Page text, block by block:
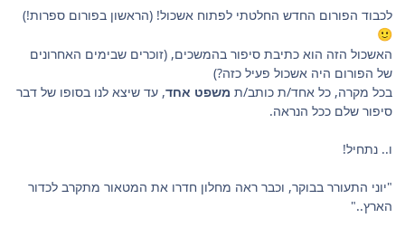
לכבוד הפורום החדש החלטתי לפתוח אשכול! (הראשון בפורום ספרות!)
🙂
האשכול הזה הוא כתיבת סיפור בהמשכים, (זוכרים שבימים האחרונים
של הפורום היה אשכול פעיל כזה?)
בכל מקרה, כל אחד/ת כותב/ת משפט אחד, עד שיצא לנו בסופו של דבר
סיפור שלם ככל הנראה.
ו.. נתחיל!
"יוני התעורר בבוקר, וכבר ראה מחלון חדרו את המטאור מתקרב לכדור
הארץ.."